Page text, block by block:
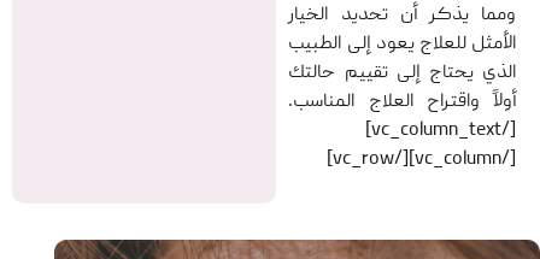
ومما یذکر أن تحديد الخيار
الأمثل للعلاج یعود إلى الطبيب
الذي يحتاج إلى تقييم حالتك
أولاً واقتراح العلاج المناسب.
[/vc_column_text]
[/vc_column][/vc_row]